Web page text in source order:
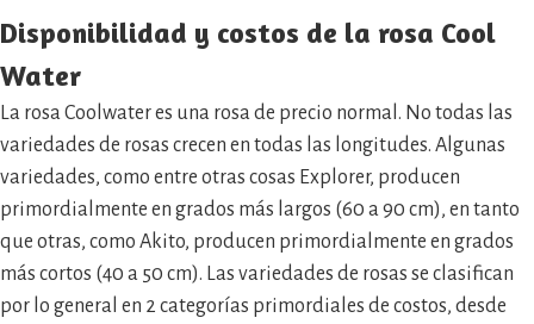
Disponibilidad y costos de la rosa Cool
Water
La rosa Coolwater es una rosa de precio normal. No todas las
variedades de rosas crecen en todas las longitudes. Algunas
variedades, como entre otras cosas Explorer, producen
primordialmente en grados más largos (60 a 90 cm), en tanto
que otras, como Akito, producen primordialmente en grados
más cortos (40 a 50 cm). Las variedades de rosas se clasifican
por lo general en 2 categorías primordiales de costos, desde